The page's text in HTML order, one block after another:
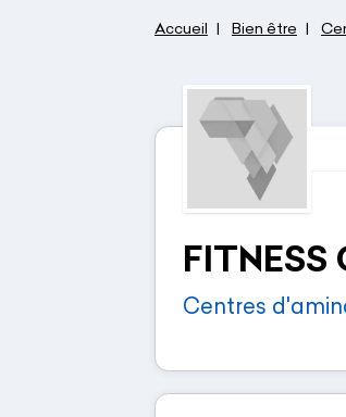
Accueil Bien être
FITNESS
Centres